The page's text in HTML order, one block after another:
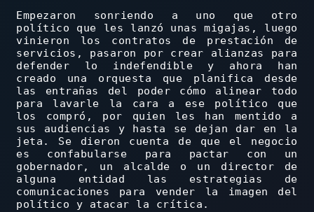
Empezaron sonriendo a uno que otro
político que les lanzó unas migajas, luego
vinieron los contratos de prestación de
servicios, pasaron por crear alianzas para
defender lo indefendible y ahora han
creado una orquesta que planifica desde
las entrañas del poder cómo alinear todo
para lavarle la cara a ese político que
los compró, por quien les han mentido a
sus audiencias y hasta se dejan dar en la
jeta. Se dieron cuenta de que el negocio
es confabularse para pactar con un
gobernador, un alcalde o un director de
alguna entidad las estrategias de
comunicaciones para vender la imagen del
político y atacar la crítica.